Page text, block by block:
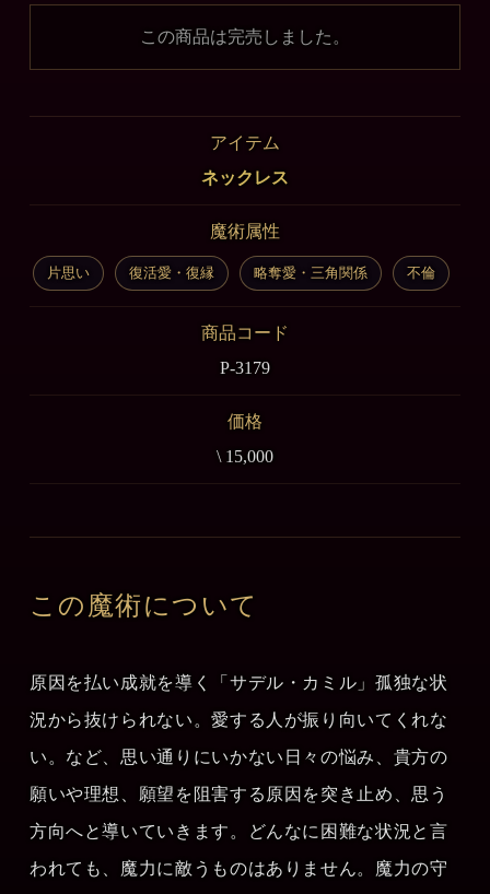
この商品は完売しました。
アイテム
ネックレス
魔術属性
片思い 復活愛・復縁 略奪愛・三角関係 不倫
商品コード
P-3179
価格
\ 15,000
この魔術について
原因を払い成就を導く「サデル・カミル」孤独な状
況から抜けられない。愛する人が振り向いてくれな
い。など、思い通りにいかない日々の悩み、貴方の
願いや理想、願望を阻害する原因を突き止め、思う
方向へと導いていきます。どんなに困難な状況と言
われても、魔力に敵うものはありません。魔力の守